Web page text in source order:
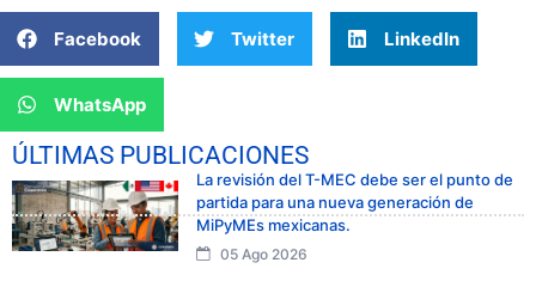
Facebook Twitter LinkedIn
WhatsApp
ÚLTIMAS PUBLICACIONES
La revisión del T-MEC debe ser el punto de
partida para una nueva generación de
MiPyMEs mexicanas.
05 Ago 2026